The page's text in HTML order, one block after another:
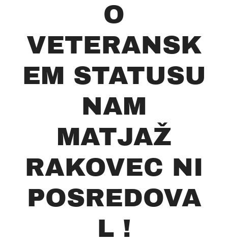
O
VETERANSK
EM STATUSU
NAM
MATJAŽ
RAKOVEC NI
POSREDOVA
L !